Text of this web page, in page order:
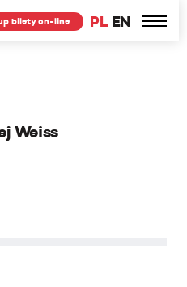
PL EN
bilety on-line
Weiss